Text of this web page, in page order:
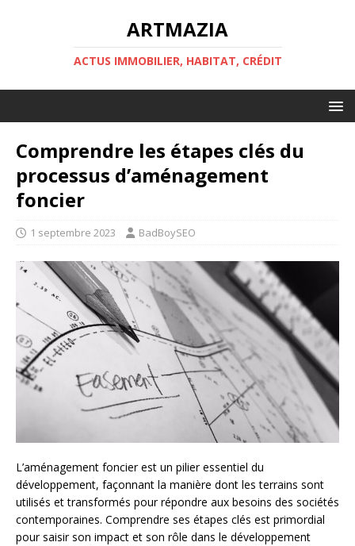
ARTMAZIA
ACTUS IMMOBILIER, HABITAT, CRÉDIT
Comprendre les étapes clés du
processus d’aménagement
foncier
1 septembre 2023 BadBoySEO
L’aménagement foncier est un pilier essentiel du
développement, façonnant la manière dont les terrains sont
utilisés et transformés pour répondre aux besoins des sociétés
contemporaines. Comprendre ses étapes clés est primordial
pour saisir son impact et son rôle dans le développement